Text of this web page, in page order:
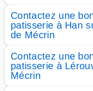
Contactez une
patisserie à Han
de Mécrin
Contactez une
patisserie à
Mécrin